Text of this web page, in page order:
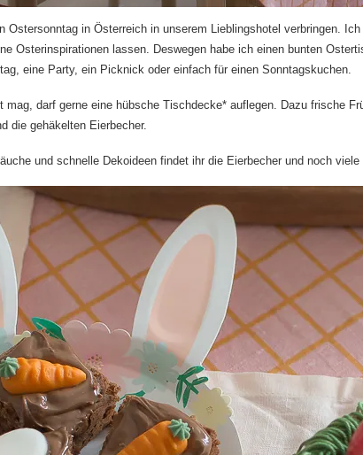
Ostersonntag in Österreich in unserem Lieblingshotel verbringen.
Osterinspirationen lassen. Deswegen habe ich einen bunten
eine Party, ein Picknick oder einfach für einen Sonntagskuchen.
mag, darf gerne eine hübsche Tischdecke* auflegen. Dazu frische
die gehäkelten Eierbecher.
und schnelle Dekoideen findet ihr die Eierbecher und noch